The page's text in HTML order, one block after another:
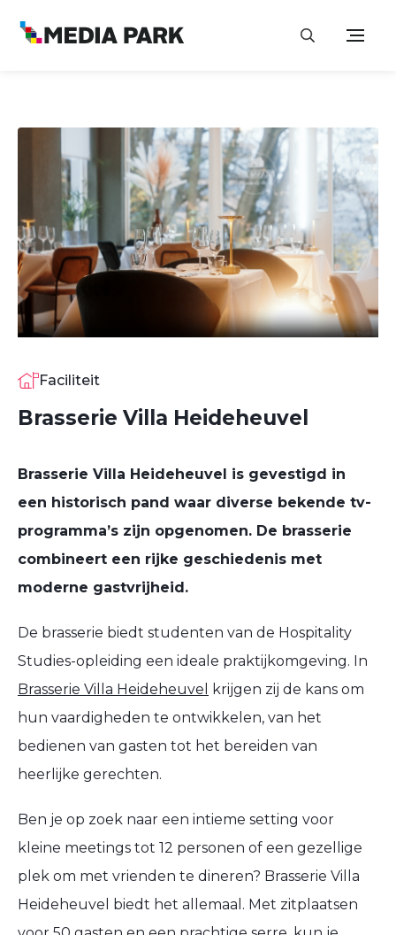
Faciliteit
Brasserie Villa Heideheuvel
Brasserie Villa Heideheuvel is gevestigd in
een historisch pand waar diverse bekende tv-
programma’s zijn opgenomen. De brasserie
combineert een rijke geschiedenis met
moderne gastvrijheid.
De brasserie biedt studenten van de Hospitality
Studies-opleiding een ideale praktijkomgeving. In
Brasserie Villa Heideheuvel
krijgen zij de kans om
hun vaardigheden te ontwikkelen, van het
bedienen van gasten tot het bereiden van
heerlijke gerechten.
Ben je op zoek naar een intieme setting voor
kleine meetings tot 12 personen of een gezellige
plek om met vrienden te dineren? Brasserie Villa
Heideheuvel biedt het allemaal. Met zitplaatsen